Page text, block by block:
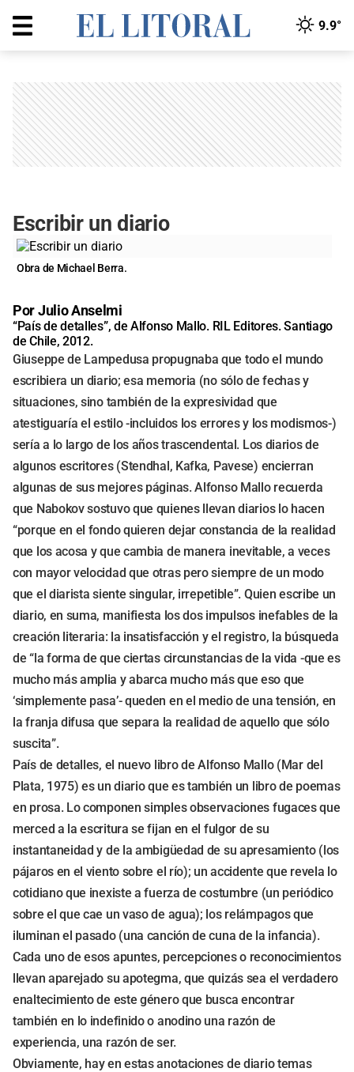
9.9°
Escribir un diario
Obra de Michael Berra.
Por Julio Anselmi
“País de detalles”, de Alfonso Mallo. RIL Editores. Santiago
de Chile, 2012.
Giuseppe de Lampedusa propugnaba que todo el mundo
escribiera un diario; esa memoria (no sólo de fechas y
situaciones, sino también de la expresividad que
atestiguaría el estilo -incluidos los errores y los modismos-)
sería a lo largo de los años trascendental. Los diarios de
algunos escritores (Stendhal, Kafka, Pavese) encierran
algunas de sus mejores páginas. Alfonso Mallo recuerda
que Nabokov sostuvo que quienes llevan diarios lo hacen
“porque en el fondo quieren dejar constancia de la realidad
que los acosa y que cambia de manera inevitable, a veces
con mayor velocidad que otras pero siempre de un modo
que el diarista siente singular, irrepetible”. Quien escribe un
diario, en suma, manifiesta los dos impulsos inefables de la
creación literaria: la insatisfacción y el registro, la búsqueda
de “la forma de que ciertas circunstancias de la vida -que es
mucho más amplia y abarca mucho más que eso que
‘simplemente pasa’- queden en el medio de una tensión, en
la franja difusa que separa la realidad de aquello que sólo
suscita”.
País de detalles, el nuevo libro de Alfonso Mallo (Mar del
Plata, 1975) es un diario que es también un libro de poemas
en prosa. Lo componen simples observaciones fugaces que
merced a la escritura se fijan en el fulgor de su
instantaneidad y de la ambigüedad de su apresamiento (los
pájaros en el viento sobre el río); un accidente que revela lo
cotidiano que inexiste a fuerza de costumbre (un periódico
sobre el que cae un vaso de agua); los relámpagos que
iluminan el pasado (una canción de cuna de la infancia).
Cada uno de esos apuntes, percepciones o reconocimientos
llevan aparejado su apotegma, que quizás sea el verdadero
enaltecimiento de este género que busca encontrar
también en lo indefinido o anodino una razón de
experiencia, una razón de ser.
Obviamente, hay en estas anotaciones de diario temas